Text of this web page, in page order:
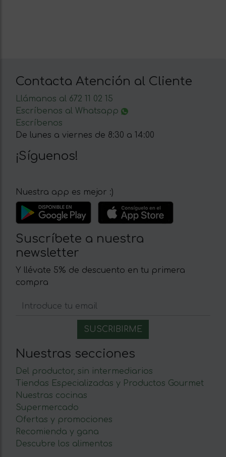
Contacta Atención al Cliente
Llámanos al 672 11 02 15
Escríbenos al Whatsapp
Escríbenos
De lunes a viernes de 8:30 a 14:00
¡Síguenos!
Nuestra app es mejor :)
Suscríbete a nuestra
newsletter
Y llévate 5% de descuento en tu primera
compra
Nuestras secciones
Del productor, sin intermediarios
Tiendas Especializadas y Productos Gourmet
Nuestras cocinas
Supermercado
Ofertas y promociones
Recomienda y gana
Descubre los alimentos